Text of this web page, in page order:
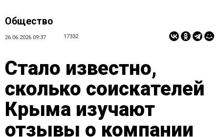
Общество
26.06.2026 09:37 17332
Стало известно,
сколько соискателей
Крыма изучают
отзывы о компании